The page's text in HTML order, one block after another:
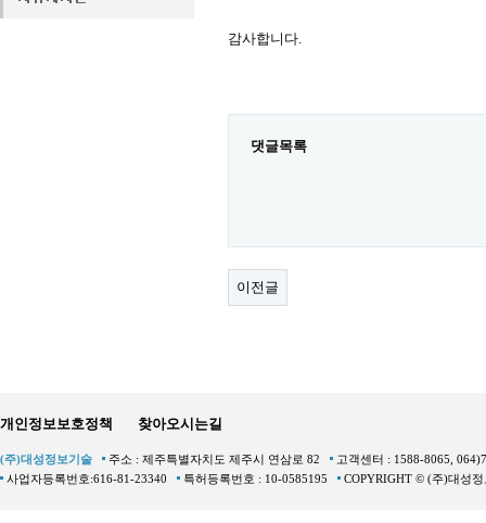
감사합니다.
댓글목록
이전글
개인정보보호정책 찾아오시는길
(주)대성정보기술 주소 : 제주특별자치도 제주시 연삼로 82
고객센터 : 1588-8065,
사업자등록번호:616-81-23340
특허등록번호 : 10-0585195 COPYRIGHT © (주)대성